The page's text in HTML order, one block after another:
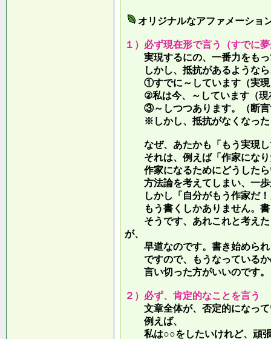
オリジナルなアファメーショ
１）必ず現在形で言う（すでに
実現するにの、一番力をもっ
しかし、抵抗があるような
①すでに～しています（実現
②私は今、～しています（現
③～しつつあります。（断言
※しかし、抵抗がなくなった
なぜ、あたかも「もう実現し
それは、例えば「作家になり
作家になるためにどうしたら
方法論を考えてしまい、一歩
しかし「自分がもう作家だ！
もう書くしかありません。書
そうです、あれこれと考えた
が、
早道なのです。書き始められ
ですので、もうなっているか
言い切った方がいいのです。
２）必ず、肯定的なことを言う
文章全体が、否定的になっ
例えば、
私は○○をしたいけれど、頑張